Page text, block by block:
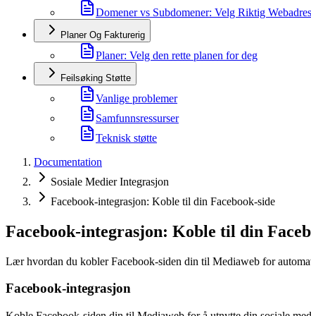
Domener vs Subdomener: Velg Riktig
Planer Og Fakturerig
Planer: Velg den rette planen for deg
Feilsøking Støtte
Vanlige problemer
Samfunnsressurser
Teknisk støtte
Documentation
Sosiale Medier Integrasjon
Facebook-integrasjon: Koble til din Facebook-side
Facebook-integrasjon: Koble til din
Lær hvordan du kobler Facebook-siden din til Mediaweb for
Facebook-integrasjon